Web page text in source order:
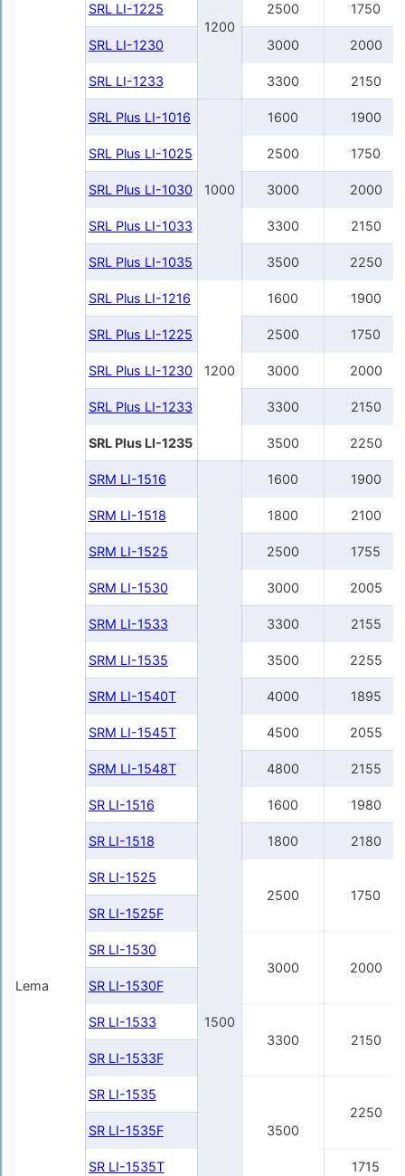
Lema
1200
SRL LI-1225 2500 1750
SRL LI-1230 3000 2000
SRL LI-1233 3300 2150
SRL Plus LI-1016
1000
1600 1900
SRL Plus LI-1025 2500 1750
SRL Plus LI-1030 3000 2000
SRL Plus LI-1033 3300 2150
SRL Plus LI-1035 3500 2250
SRL Plus LI-1216
1200
1600 1900
SRL Plus LI-1225 2500 1750
SRL Plus LI-1230 3000 2000
SRL Plus LI-1233 3300 2150
SRL Plus LI-1235 3500 2250
SRM LI-1516
1500
1600 1900
SRM LI-1518 1800 2100
SRM LI-1525 2500 1755
SRM LI-1530 3000 2005
SRM LI-1533 3300 2155
SRM LI-1535 3500 2255
SRM LI-1540Т 4000 1895
SRM LI-1545Т 4500 2055
SRM LI-1548Т 4800 2155
SR LI-1516 1600 1980
SR LI-1518 1800 2180
SR LI-1525
2500
1750
SR LI-1525F
SR LI-1530
3000
2000
SR LI-1530F
SR LI-1533
3300
2150
SR LI-1533F
SR LI-1535
3500
2250
SR LI-1535F
SR LI-1535T 1715